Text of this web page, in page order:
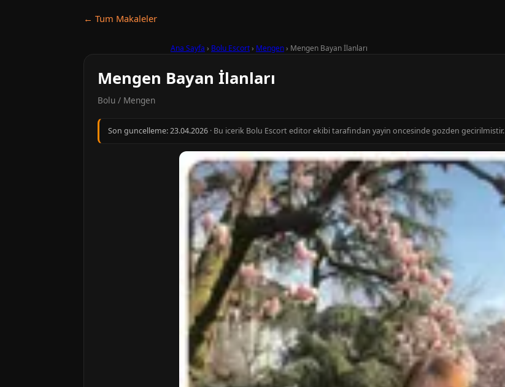
← Tum Makaleler
Ana Sayfa › Bolu Escort› Mengen› Mengen Bayan İlanları
Mengen Bayan İlanları
Bolu / Mengen
Son guncelleme:23.04.2026 · Bu icerik Bolu Escort editor ekibi tarafindan yayin oncesinde gozden gecirilmistir.